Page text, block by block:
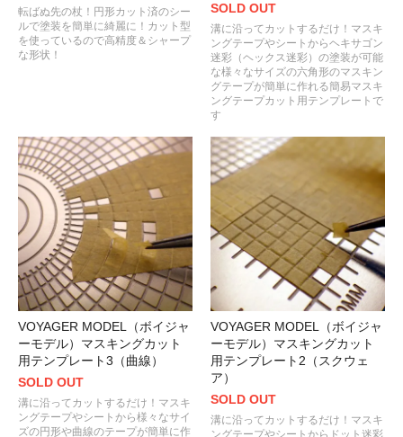
転ばぬ先の杖！円形カット済のシー
ルで塗装を簡単に綺麗に！カット型
を使っているので高精度＆シャープ
な形状！
SOLD OUT
溝に沿ってカットするだけ！マスキ
ングテープやシートからヘキサゴン
迷彩（ヘックス迷彩）の塗装が可能
な様々なサイズの六角形のマスキン
グテープが簡単に作れる簡易マスキ
ングテープカット用テンプレートで
す
VOYAGER MODEL（ボイジャ
ーモデル）マスキングカット
用テンプレート3（曲線）
SOLD OUT
溝に沿ってカットするだけ！マスキ
ングテープやシートから様々なサイ
ズの円形や曲線のテープが簡単に作
VOYAGER MODEL（ボイジャ
ーモデル）マスキングカット
用テンプレート2（スクウェ
ア）
SOLD OUT
溝に沿ってカットするだけ！マスキ